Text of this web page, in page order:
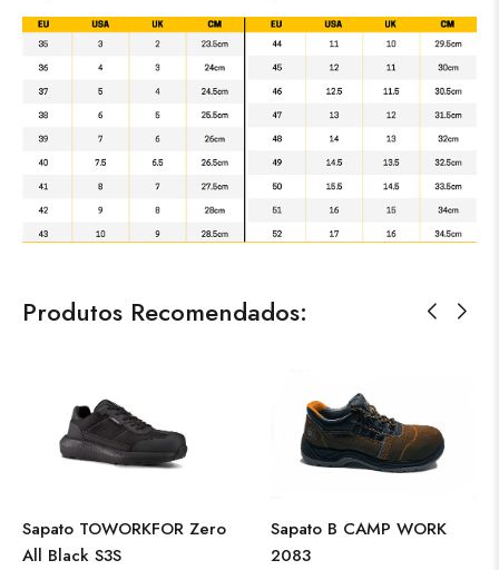
Produtos Recomendados:
Sapato TOWORKFOR Zero
All Black S3S
Sapato B CAMP WORK
2083